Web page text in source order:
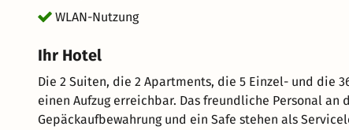
WLAN-Nutzung
Ihr Hotel
Die 2 Suiten, die 2 Apartments, die 5 Einzel- und die
einen Aufzug erreichbar. Das freundliche Personal
Gepäckaufbewahrung und ein Safe stehen als